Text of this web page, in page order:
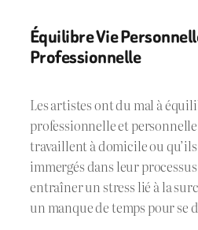
Équilibre Vie
Professionnelle
Les artistes ont du mal à
professionnelle et
travaillent à domicile ou
immergés dans leur
entraîner un stress lié à la
un manque de temps pour se